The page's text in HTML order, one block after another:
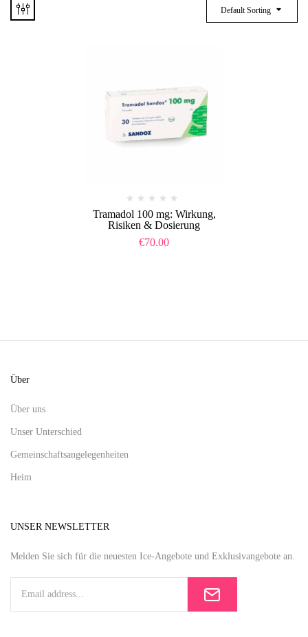
Default Sorting
Tramadol 100 mg: Wirkung,
Risiken & Dosierung
€70.00
Über
Über uns
Unser Unterschied
Gemeinschaftsangelegenheiten
Heim
UNSER NEWSLETTER
Melden Sie sich für die neuesten Ice-Angebote und Exklusivangebote an.